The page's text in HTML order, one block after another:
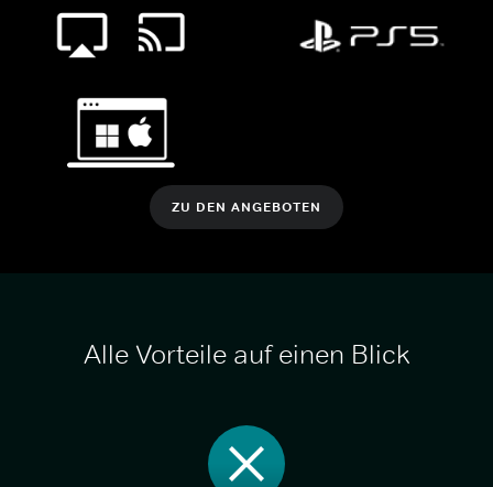
ZU DEN ANGEBOTEN
Alle Vorteile auf einen Blick